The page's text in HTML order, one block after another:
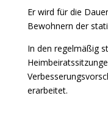
Er wird für die
Bewohnern der
In den regelmäßig
erarbeitet.